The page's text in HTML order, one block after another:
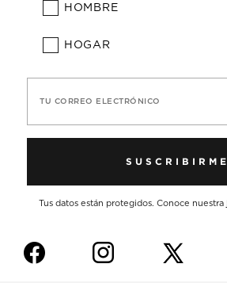
HOMBRE
HOGAR
TU CORREO ELECTRÓNICO
SUSCRIBIRME
Tus datos están protegidos. Conoce nuestra
f i